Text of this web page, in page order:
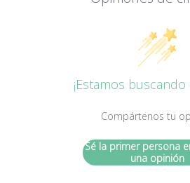
¡Estamos
Compártenos tu
Sé la primer persona
una opinión